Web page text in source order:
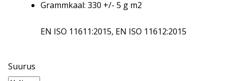
Grammkaal: 330 +/- 5 g m2
EN ISO 11611:2015, EN ISO 11612:2015
Suurus